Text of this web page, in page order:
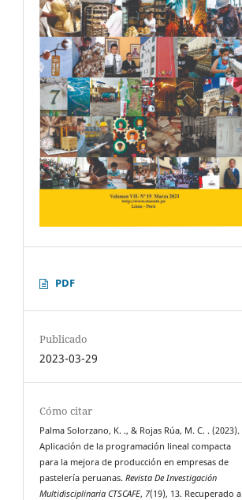
PDF
Publicado
2023-03-29
Cómo citar
Palma Solorzano, K. ., & Rojas Rúa, M. C. . (2023).
Aplicación de la programación lineal compacta
para la mejora de producción en empresas de
pastelería peruanas.Revista De Investigación
Multidisciplinaria CTSCAFE, 7(19), 13. Recuperado a